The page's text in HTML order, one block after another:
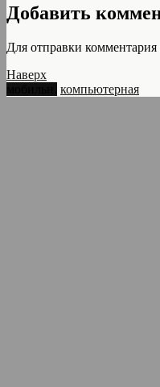
Добавить
Для отправки
Наверх
компьютерная